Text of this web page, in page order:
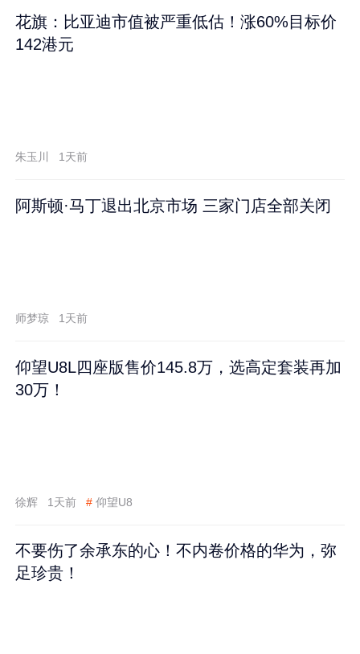
花旗：比亚迪市值被严重低估！涨60%目标价
142港元
朱玉川 1天前
阿斯顿·马丁退出北京市场 三家门店全部关闭
师梦琼 1天前
仰望U8L四座版售价145.8万，选高定套装再加
30万！
徐辉 1天前 # 仰望U8
不要伤了余承东的心！不内卷价格的华为，弥
足珍贵！